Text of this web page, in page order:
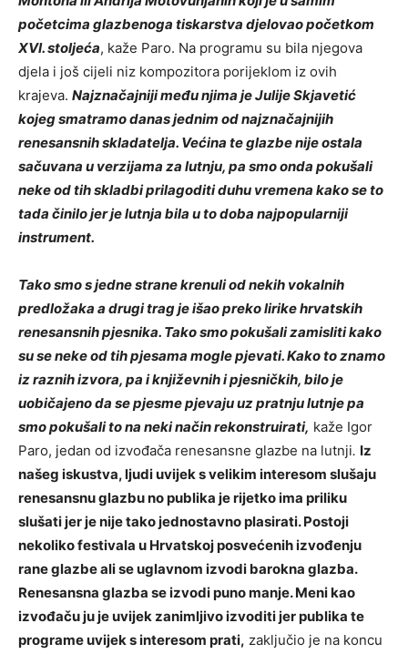
početcima glazbenoga tiskarstva djelovao početkom
XVI. stoljeća, kaže Paro. Na programu su bila njegova
djela i još cijeli niz kompozitora porijeklom iz ovih
krajeva. Najznačajniji među njima je Julije Skjavetić
kojeg smatramo danas jednim od najznačajnijih
renesansnih skladatelja. Većina te glazbe nije ostala
sačuvana u verzijama za lutnju, pa smo onda pokušali
neke od tih skladbi prilagoditi duhu vremena kako se to
tada činilo jer je lutnja bila u to doba najpopularniji
instrument.
Tako smo s jedne strane krenuli od nekih vokalnih
predložaka a drugi trag je išao preko lirike hrvatskih
renesansnih pjesnika. Tako smo pokušali zamisliti kako
su se neke od tih pjesama mogle pjevati. Kako to znamo
iz raznih izvora, pa i književnih i pjesničkih, bilo je
uobičajeno da se pjesme pjevaju uz pratnju lutnje pa
smo pokušali to na neki način rekonstruirati, kaže Igor
Paro, jedan od izvođača renesansne glazbe na lutnji. Iz
našeg iskustva, ljudi uvijek s velikim interesom slušaju
renesansnu glazbu no publika je rijetko ima priliku
slušati jer je nije tako jednostavno plasirati. Postoji
nekoliko festivala u Hrvatskoj posvećenih izvođenju
rane glazbe ali se uglavnom izvodi barokna glazba.
Renesansna glazba se izvodi puno manje. Meni kao
izvođaču ju je uvijek zanimljivo izvoditi jer publika te
programe uvijek s interesom prati, zaključio je na koncu